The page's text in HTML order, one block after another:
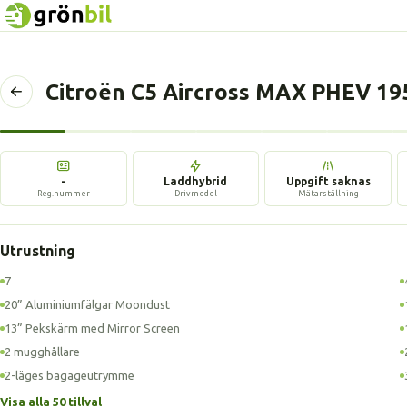
Tillbaka
föregående
sida
Citroën C5 Aircross MAX PHEV
-
Reg.nummer
Laddhybrid
Drivmedel
Uppgift saknas
Mätarställning
Utrustning
7
20” Aluminiumfälgar Moondust
13” Pekskärm med Mirror Screen
2 mugghållare
2-läges bagageutrymme
Visa alla 50 tillval